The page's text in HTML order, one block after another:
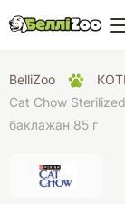
BelliZoo
Cat Chow
баклажан 85 г